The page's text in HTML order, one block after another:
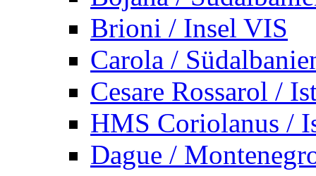
Brioni / Insel VIS
Carola /
Cesare Rossarol /
HMS Coriolanus /
Dague /